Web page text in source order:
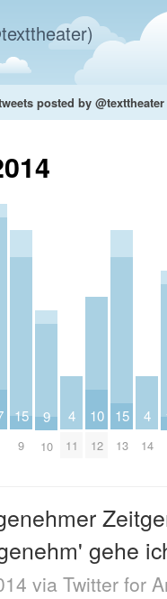
posted by @texttheater
15
9
9
10
4
11
10
12
15
13
4
14
gehe
via Twitter for